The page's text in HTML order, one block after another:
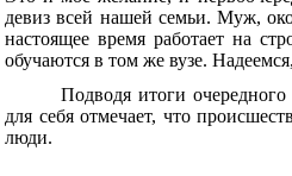
девиз всей нашей семьи. Муж,
настоящее время работает на
обучаются в том же вузе.
Подводя итоги
для себя отмечает, что
люди.